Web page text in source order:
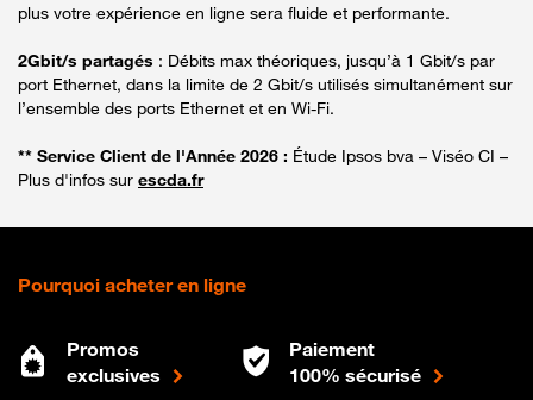
plus votre expérience en ligne sera fluide et performante.
2Gbit/s partagés : Débits max théoriques, jusqu’à 1 Gbit/s par
port Ethernet, dans la limite de 2 Gbit/s utilisés simultanément sur
l’ensemble des ports Ethernet et en Wi-Fi.
** Service Client de l'Année 2026 : Étude Ipsos bva – Viséo CI –
Plus d'infos sur escda.fr
Pourquoi acheter en ligne
Promos
exclusives
Paiement
100% sécurisé